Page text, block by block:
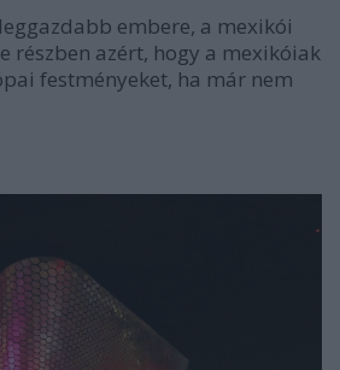
embere, a mexikói
részben azért, hogy a mexikóiak
festményeket, ha már nem